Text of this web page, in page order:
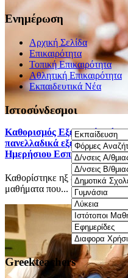
Καθορισμός Eξεταστέας
πανελλαδικά εξεταζόμενα
Ημερήσιου Εσπερινού ΓΕΛ.
Καθορίστηκε ηξ εξεταστέα
μαθήματα που...
Ενημέρωση
Αρχική Σελίδα
Επικαιρότητα
Τοπική Επικαιρότητα
Αθλητική Επικαιρότητα
Eκπαιδευτικά Νέα
Ιστοσύνδεσμοι
Greekteachers